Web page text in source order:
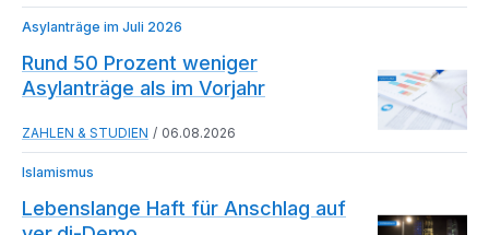
Asylanträge im Juli 2026
Rund 50 Prozent weniger
Asylanträge als im Vorjahr
ZAHLEN & STUDIEN 06.08.2026
Islamismus
Lebenslange Haft für Anschlag auf